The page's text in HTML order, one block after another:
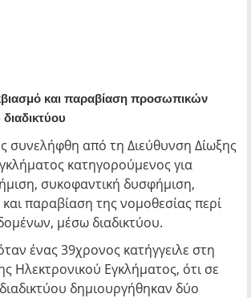
και παραβίαση προσωπικών
συνελήφθη από τη Διεύθυνση Δίωξης
κατηγορούμενος για
συκοφαντική δυσφήμιση,
παραβίαση της νομοθεσίας περί
μέσω διαδικτύου.
ένας 39χρονος κατήγγειλε στη
Ηλεκτρονικού Εγκλήματος, ότι σε
δημιουργήθηκαν δύο